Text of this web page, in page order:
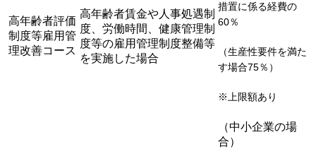
高年齢者評価
制度等雇用管
理改善コース
高年齢者賃金や人事処遇制
度、労働時間、健康管理制
度等の雇用管理制度整備等
を実施した場合
措置に係る経費の
60％
（生産性要件を満た
す場合75％）
※上限額あり
（中小企業の場
合）